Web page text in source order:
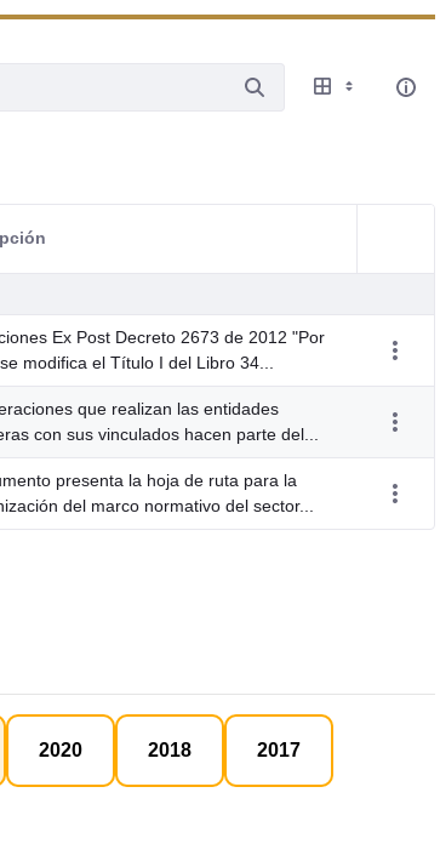
Ex Post Decreto 2673 de 2012 "Por
modifica el Título I del Libro 34...
que realizan las entidades
con sus vinculados hacen parte del...
presenta la hoja de ruta para la
del marco normativo del sector...
2020 2018 2017